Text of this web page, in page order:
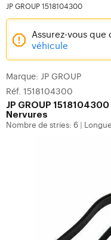
JP GROUP 1518104300
Assurez-vous
véhicule
Marque: JP GROUP
Réf. 1518104300
JP GROUP
Nervures
Nombre de stries: 6